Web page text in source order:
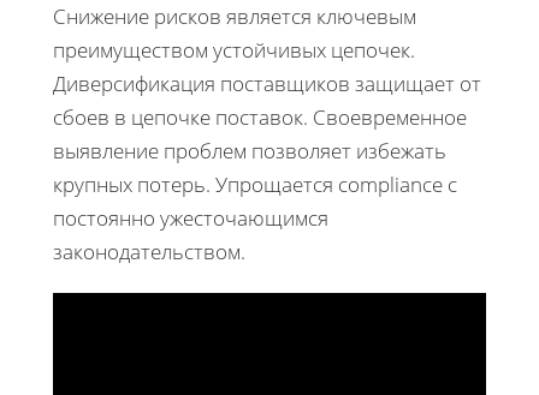
Снижение рисков является ключевым
преимуществом устойчивых цепочек.
Диверсификация поставщиков защищает от
сбоев в цепочке поставок. Своевременное
выявление проблем позволяет избежать
крупных потерь. Упрощается compliance с
постоянно ужесточающимся
законодательством.